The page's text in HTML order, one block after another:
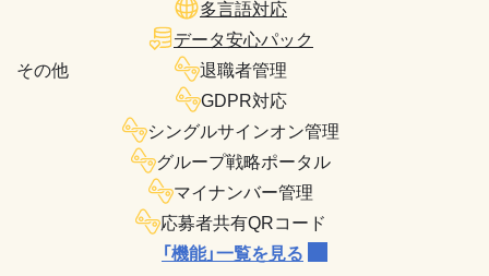
その他
多言語対応
データ安心パック
退職者管理
GDPR対応
シングルサインオン管理
グループ戦略ポータル
マイナンバー管理
応募者共有QRコード
「機能」一覧を見る